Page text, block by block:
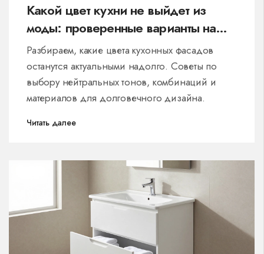
Какой цвет кухни не выйдет из
моды: проверенные варианты на
2026 год
Разбираем, какие цвета кухонных фасадов
останутся актуальными надолго. Советы по
выбору нейтральных тонов, комбинаций и
материалов для долговечного дизайна.
Читать далее